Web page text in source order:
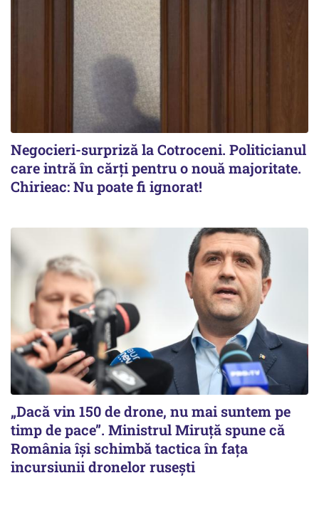
Negocieri-surpriză la Cotroceni. Politicianul
care intră în cărți pentru o nouă majoritate.
Chirieac: Nu poate fi ignorat!
„Dacă vin 150 de drone, nu mai suntem pe
timp de pace”. Ministrul Miruţă spune că
România își schimbă tactica în fața
incursiunii dronelor rusești